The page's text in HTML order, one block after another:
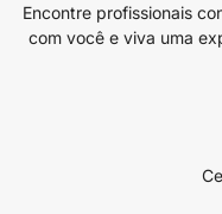
Encontre profissionais
com você e viva uma